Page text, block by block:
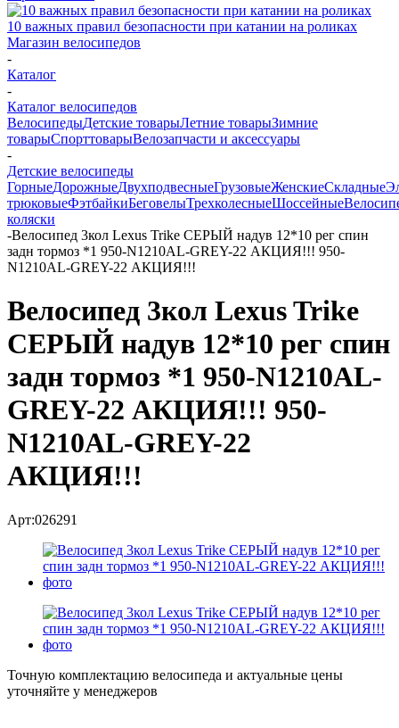
10 важных правил безопасности при катании на роликах
Магазин велосипедов
-
Каталог
-
Каталог велосипедов
ВелосипедыДетские товарыЛетние товарыЗимние
товарыСпорттоварыВелозапчасти и аксессуары
-
Детские велосипеды
ГорныеДорожныеДвухподвесныеГрузовыеЖенскиеСкладные
трюковыеФэтбайкиБеговелыТрехколесныеШоссейные
коляски
-Велосипед 3кол Lexus Trike СЕРЫЙ надув 12*10 рег спин
задн тормоз *1 950-N1210AL-GREY-22 АКЦИЯ!!! 950-
N1210AL-GREY-22 АКЦИЯ!!!
Велосипед 3кол Lexus Trike
СЕРЫЙ надув 12*10 рег спин
задн тормоз *1 950-N1210AL-
GREY-22 АКЦИЯ!!! 950-
N1210AL-GREY-22
АКЦИЯ!!!
Арт:026291
Точную комплектацию велосипеда и актуальные цены
уточняйте у менеджеров